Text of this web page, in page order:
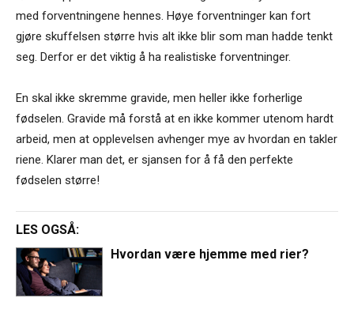
med forventningene hennes. Høye forventninger kan fort
gjøre skuffelsen større hvis alt ikke blir som man hadde tenkt
seg. Derfor er det viktig å ha realistiske forventninger.
En skal ikke skremme gravide, men heller ikke forherlige
fødselen. Gravide må forstå at en ikke kommer utenom hardt
arbeid, men at opplevelsen avhenger mye av hvordan en takler
riene. Klarer man det, er sjansen for å få den perfekte
fødselen større!
LES OGSÅ:
Hvordan være hjemme med rier?